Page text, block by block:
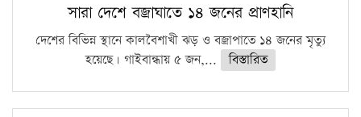
সারা দেশে বজ্রাঘাতে ১৪ জনের প্রাণহানি
দেশের বিভিন্ন স্থানে কালবৈশাখী ঝড় ও বজ্রাপাতে ১৪ জনের মৃত্যু
হয়েছে। গাইবান্ধায় ৫ জন,...
বিস্তারিত